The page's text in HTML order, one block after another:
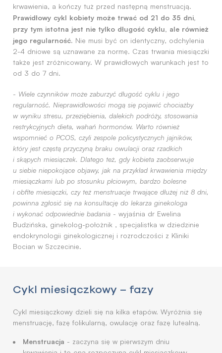
krwawienia, a kończy tuż przed następną menstruacją.
Prawidłowy cykl kobiety może trwać od 21 do 35 dni,
przy tym istotna jest nie tylko długość cyklu, ale również
jego regularność. Nie musi być on identyczny, odchylenia
2-4 dniowe są uznawane za normę. Czas trwania miesiączki
także jest zróżnicowany. W prawidłowych warunkach jest to
od 3 do 7 dni.
- Wiele czynników może zaburzyć długość cyklu i jego
regularność. Nieprawidłowości mogą się pojawić chociażby
w wyniku stresu, przeziębienia, dalekich podróży, stosowania
restrykcyjnych dieta, wahań hormonów. Warto również
wspomnieć o PCOS, czyli zespole policystycznych jajników,
który jest częstą przyczyną braku owulacji oraz rzadkich
i skąpych miesiączek. Dlatego też, gdy kobieta zaobserwuje
u siebie niepokojące objawy, jak na przykład krwawienia między
miesiączkami lub po stosunku płciowym, bardzo bolesne
i obfite miesiączki, czy też menstruacje trwające dłużej niż 8 dni,
powinna zgłosić się na konsultację do lekarza ginekologa
i wykonać odpowiednie badania - wyjaśnia dr Ewelina
Budzińska, ginekolog-położnik , specjalistka w dziedzinie
endokrynologii ginekologicznej i rozrodczości z Kliniki
Bocian w Szczecinie.
Cykl miesiączkowy – fazy
Cykl miesiączkowy dzieli się na kilka etapów. Wyróżnia się
menstruację, fazę folikularną, owulację oraz fazę lutealną.
Menstruacja - zaczyna się w pierwszym dniu